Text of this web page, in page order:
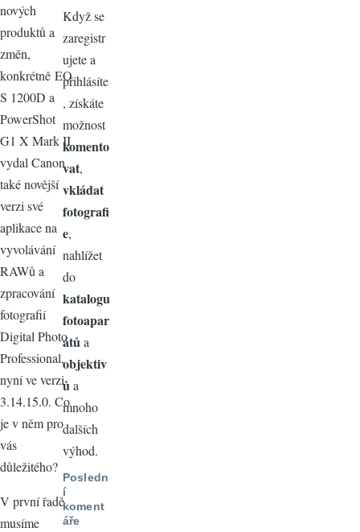
nových
produktů a
změn,
konkrétně EO
S 1200D a
PowerShot
G1 X Mark II
vydal Canon
také novější
verzi své
aplikace na
vyvolávání
RAWů a
zpracování
fotografií
Digital Photo
Professional,
nyní ve verzi
3.14.15.0. Co
je v něm pro
vás
důležitého?
V první řadě
musíme
Když se
zaregistr
ujete a
přihlásíte
, získáte
možnost
komento
vat,
vkládat
fotografi
e,
nahlížet
do
katalogu
fotoapar
átů a
objektiv
ů a
mnoho
dalších
výhod.
Posledn
í
koment
áře